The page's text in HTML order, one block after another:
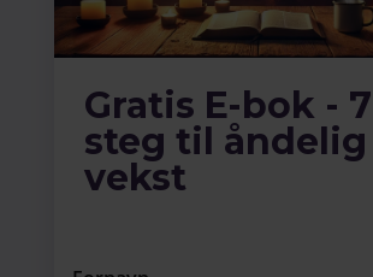
Gratis E-bok - 7
steg til åndelig
vekst